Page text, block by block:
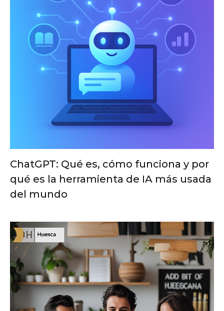
ChatGPT: Qué es, cómo funciona y por
qué es la herramienta de IA más usada
del mundo